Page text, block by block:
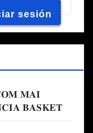
𝐌𝐀𝐈
𝐁𝐀𝐒𝐊𝐄𝐓